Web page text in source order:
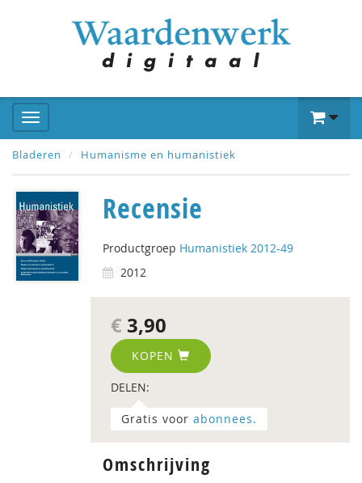
Bladeren Humanisme en humanistiek
Recensie
Productgroep Humanistiek 2012-49
2012
€ 3,90
KOPEN
DELEN:
Gratis voor abonnees.
Omschrijving